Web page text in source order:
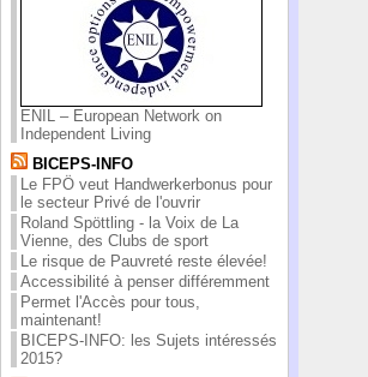
ENIL – European Network on
Independent Living
BICEPS-INFO
Le FPÖ veut Handwerkerbonus pour
le secteur Privé de l'ouvrir
Roland Spöttling - la Voix de La
Vienne, des Clubs de sport
Le risque de Pauvreté reste élevée!
Accessibilité à penser différemment
Permet l'Accès pour tous,
maintenant!
BICEPS-INFO: les Sujets intéressés
2015?